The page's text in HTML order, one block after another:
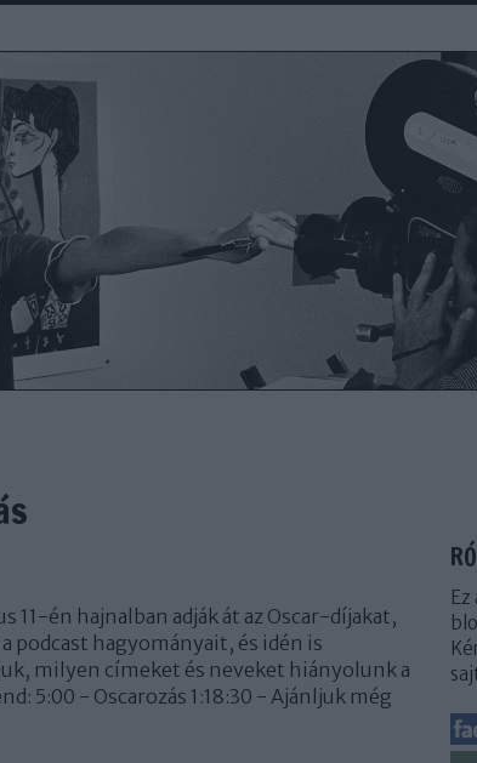
11-én hajnalban adják át az Oscar-díjakat,
podcast hagyományait, és idén is
milyen címeket és neveket hiányolunk a
5:00 - Oscarozás 1:18:30 - Ajánljuk még
Ez